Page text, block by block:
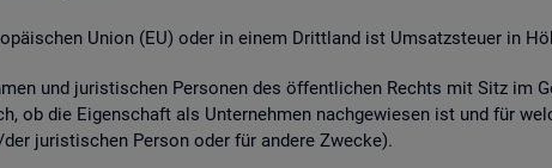
Union (EU) oder in einem Dritt­land ist Um­satz­steu­er in
und ju­ris­ti­schen Per­so­nen des öf­fent­li­chen Rechts mit Sitz im
ob die Ei­gen­schaft als Un­ter­neh­men nach­ge­wie­sen ist und für
ju­ris­ti­schen Per­son oder für an­de­re Zwe­cke).